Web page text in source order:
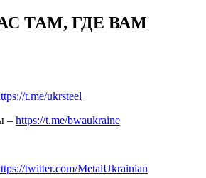
ТАМ, ГДЕ ВАМ
t.me/ukrsteel
– https://t.me/bwaukraine
twitter.com/MetalUkrainian